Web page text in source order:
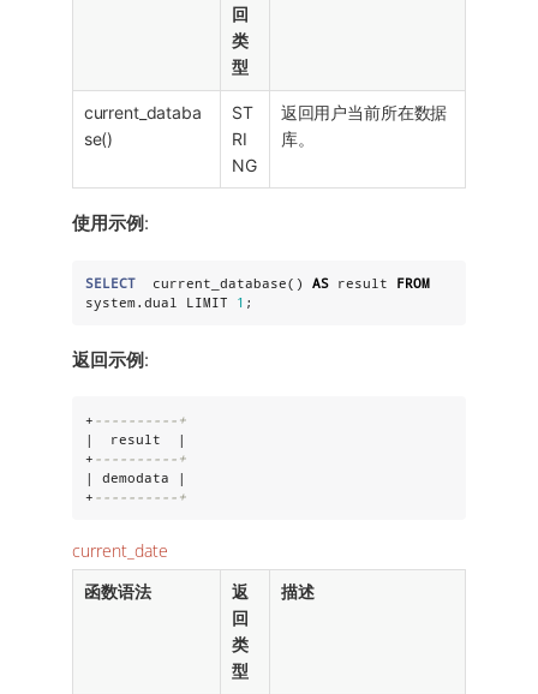
回
类
型
current_databa
se()
ST
RI
NG
返回用户当前所在数据
库。
使用示例 :
SELECT
  current_database()
AS result FROM
system.dual LIMIT 1 ;
返回示例 :
+ ----------+
|  result  |
+ ----------+
| demodata |
+ ----------+
current_date
函数语法
返
回
类
型
描述